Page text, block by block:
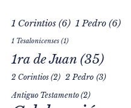
1 Corintios(6) 1 Pedro(6)
1 Tesalonicenses(1)
1ra de Juan(35)
2 Corintios(2) 2 Pedro(3)
Antiguo Testamento(2)